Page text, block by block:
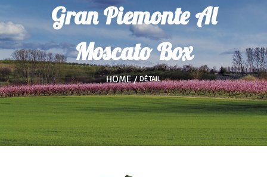
Gran Piemonte Al
Moscato Box
HOME DÉTAIL